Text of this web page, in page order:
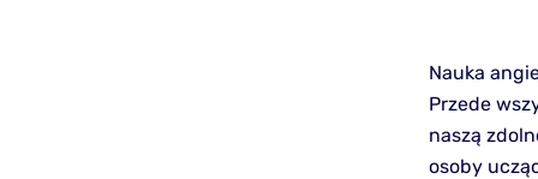
Nauka
Przede
naszą
osoby